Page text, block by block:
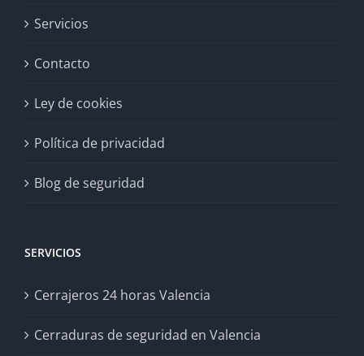
Servicios
Contacto
Ley de cookies
Política de privacidad
Blog de seguridad
SERVICIOS
Cerrajeros 24 horas Valencia
Cerraduras de seguridad en Valencia